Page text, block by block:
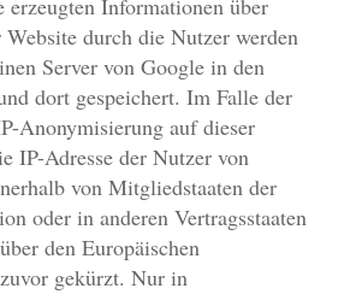
erzeugten Informationen über
durch die Nutzer werden
Server von Google in den
dort gespeichert. Im Falle der
Anonymisierung auf dieser
IP-Adresse der Nutzer von
von Mitgliedstaaten der
oder in anderen Vertragsstaaten
den Europäischen
gekürzt. Nur in